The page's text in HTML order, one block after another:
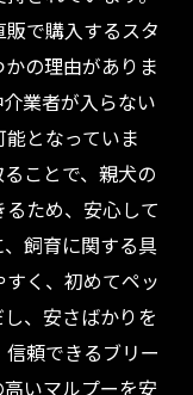
で購入するスタ
の理由がありま
業者が入らない
となっていま
ことで、親犬の
ため、安心して
飼育に関する具
く、初めてペッ
、安さばかりを
頼できるブリー
いマルプーを安